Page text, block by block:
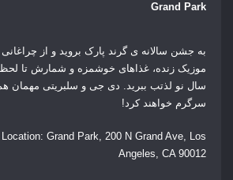
Grand Park
به جشن سالانه ی گرند پارک بروید و از چراغانی
موزیک زنده، غذاهای خوشمزه و شمارش تا
سال نو لذتب ببرید. دی جی و سلبریتی مهمان
سرگرم خواهند کرد!
Location:Grand Park, 200 N Grand Ave, Los
Angeles, CA 90012